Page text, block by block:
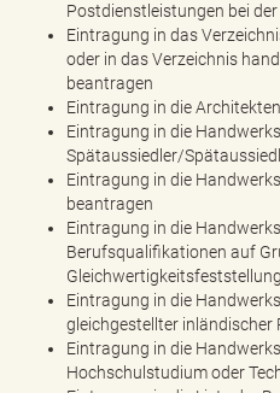
Postdienstleistungen bei
Eintragung in das
oder in das Verzeichnis
beantragen
Eintragung in die
Eintragung in die
Spätaussiedler/
Eintragung in die
beantragen
Eintragung in die
Berufsqualifikationen auf
Gleichwertigkeitsfeststellung
Eintragung in die
gleichgestellter inländischer
Eintragung in die
Hochschulstudium oder